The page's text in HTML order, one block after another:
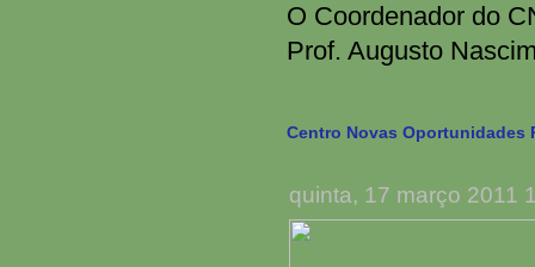
O Coordenador do
Prof. Augusto
Centro Novas Oportunidades
quinta, 17 março 2011